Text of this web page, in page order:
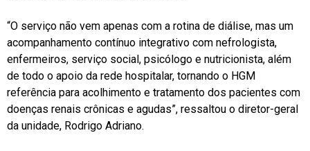
“O serviço não vem apenas com a rotina de diálise, mas um
acompanhamento contínuo integrativo com nefrologista,
enfermeiros, serviço social, psicólogo e nutricionista, além
de todo o apoio da rede hospitalar, tornando o HGM
referência para acolhimento e tratamento dos pacientes com
doenças renais crônicas e agudas”, ressaltou o diretor-geral
da unidade, Rodrigo Adriano.